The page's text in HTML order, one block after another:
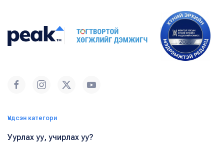
Үндсэн категори
Уурлах уу, учирлах уу?